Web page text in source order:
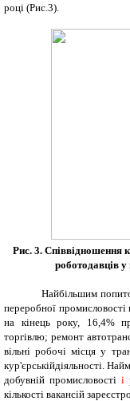
році (Рис.3).
Рис. 3. Співвідношення
роботодавців
Найбільшим
переробної промисловості
на кінець року, 16,4%
торгівлю; ремонт
вільні робочі місця у
кур'єрськійдіяльності.
добувній промисловостіі
кількості вакансій